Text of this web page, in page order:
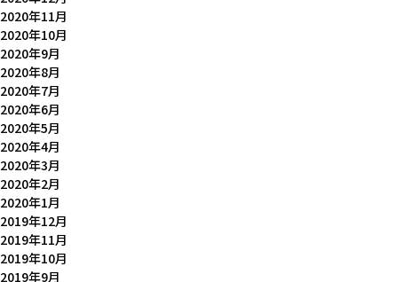
2020年11月
2020年10月
2020年9月
2020年8月
2020年7月
2020年6月
2020年5月
2020年4月
2020年3月
2020年2月
2020年1月
2019年12月
2019年11月
2019年10月
2019年9月